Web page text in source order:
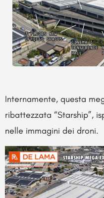
Internamente, questa
ribattezzata “Starship”,
nelle immagini dei droni.